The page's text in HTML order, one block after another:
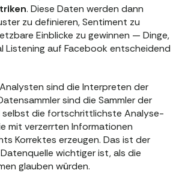
. Diese Daten werden dann
zu definieren, Sentiment zu
Einblicke zu gewinnen — Dinge,
Listening auf Facebook entscheidend
sind die Interpreten der
sind die Sammler der
selbst die fortschrittlichste Analyse-
mit verzerrten Informationen
Korrektes erzeugen. Das ist der
wichtiger ist, als die
glauben würden.